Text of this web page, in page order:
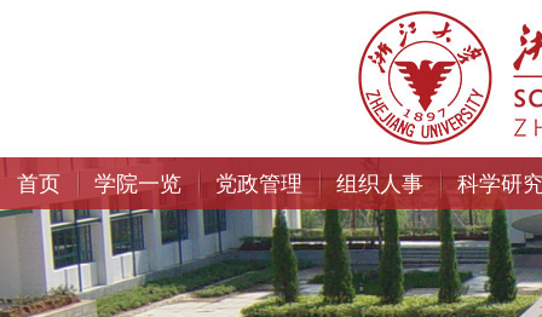
首页 学院一览 党政管理 组织人事 科学研